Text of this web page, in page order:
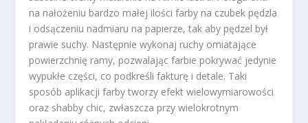
na nałożeniu bardzo małej ilości farby na czubek pędzla
i odsączeniu nadmiaru na papierze, tak aby pędzel był
prawie suchy. Następnie wykonaj ruchy omiatające
powierzchnię ramy, pozwalając farbie pokrywać jedynie
wypukłe części, co podkreśli fakturę i detale. Taki
sposób aplikacji farby tworzy efekt wielowymiarowości
oraz shabby chic, zwłaszcza przy wielokrotnym